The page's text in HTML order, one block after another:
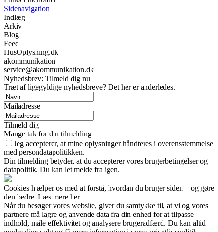
Sidenavigation
Indlæg
Arkiv
Blog
Feed
HusOplysning.dk
akommunikation
service@akommunikation.dk
Nyhedsbrev: Tilmeld dig nu
Træt af ligegyldige nyhedsbreve? Det her er anderledes.
Mailadresse
Tilmeld dig
Mange tak for din tilmelding
Jeg accepterer, at mine oplysninger håndteres i overensstemmelse
med persondatapolitikken.
Din tilmelding betyder, at du accepterer vores brugerbetingelser og
datapolitik. Du kan let melde fra igen.
Cookies hjælper os med at forstå, hvordan du bruger siden – og gøre
den bedre. Læs mere her.
Når du besøger vores website, giver du samtykke til, at vi og vores
partnere må lagre og anvende data fra din enhed for at tilpasse
indhold, måle effektivitet og analysere brugeradfærd. Du kan altid